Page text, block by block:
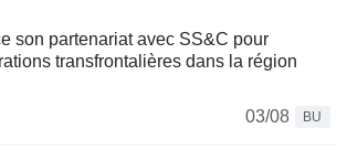
son partenariat avec SS&C pour
transfrontalières dans la région
03/08
BU